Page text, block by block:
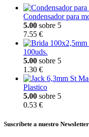
Condensador para
5.00 sobre 5
7.55 €
100uds.
5.00 sobre 5
1.30 €
Plastico
5.00 sobre 5
0.53 €
Suscríbete a nuestro Newsletter